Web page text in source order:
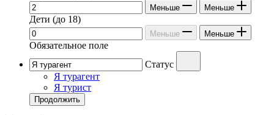
Меньше Меньше
Дети (до 18)
Меньше Меньше
Обязательное поле
Статус
Я турагент
Я турист
Продолжить